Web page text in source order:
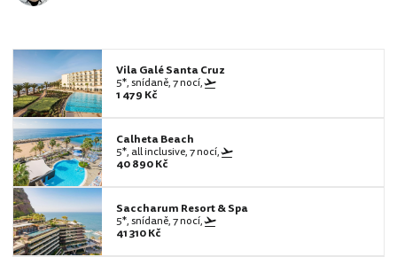
Vila Galé Santa Cruz
5*, snídaně, 7 nocí,
1 479 Kč
Calheta Beach
5*, all inclusive, 7 nocí,
40 890 Kč
Saccharum Resort & Spa
5*, snídaně, 7 nocí,
41 310 Kč